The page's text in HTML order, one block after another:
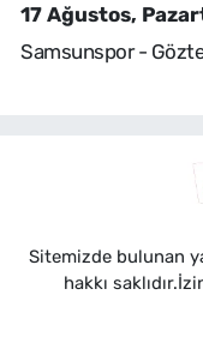
17 Ağustos,
Samsunspor -
Sitemizde bulunan
hakkı